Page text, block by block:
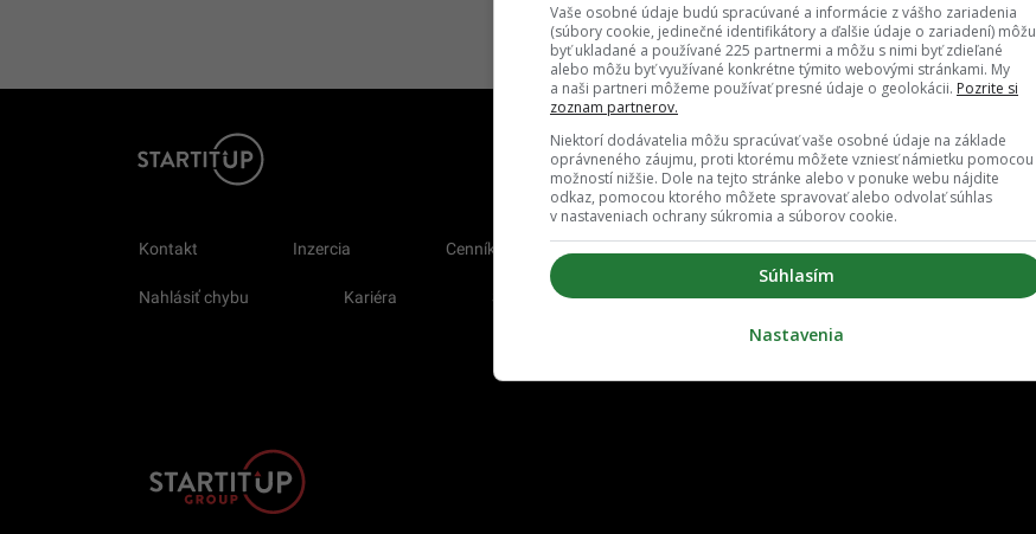
Kontakt Inzercia Cenník
Nahlásiť chybu Kariéra Spravovať notifikácie Zrušiť predplatné
Vaše osobné údaje budú spracúvané a informácie z vášho zariadenia
(súbory cookie, jedinečné identifikátory a ďalšie údaje o zariadení) môžu
byť ukladané a používané 225 partnermi a môžu s nimi byť zdieľané
alebo môžu byť využívané konkrétne týmito webovými stránkami. My
a naši partneri môžeme používať presné údaje o geolokácii. Pozrite si
zoznam partnerov.
Niektorí dodávatelia môžu spracúvať vaše osobné údaje na základe
oprávneného záujmu, proti ktorému môžete vzniesť námietku pomocou
možností nižšie. Dole na tejto stránke alebo v ponuke webu nájdite
odkaz, pomocou ktorého môžete spravovať alebo odvolať súhlas
v nastaveniach ochrany súkromia a súborov cookie.
Súhlasím
Nastavenia